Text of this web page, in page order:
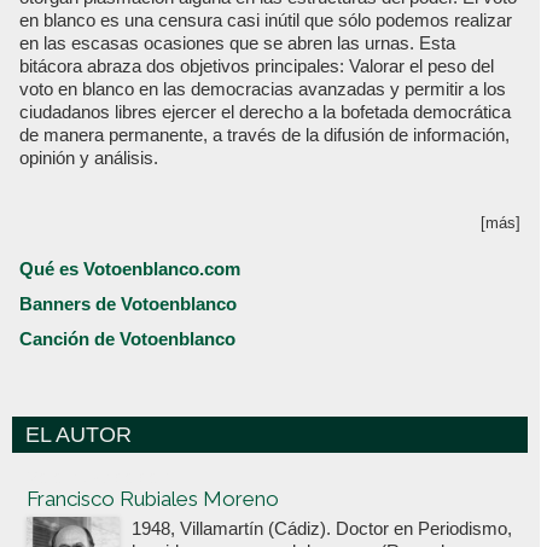
en blanco es una censura casi inútil que sólo podemos realizar
en las escasas ocasiones que se abren las urnas. Esta
bitácora abraza dos objetivos principales: Valorar el peso del
voto en blanco en las democracias avanzadas y permitir a los
ciudadanos libres ejercer el derecho a la bofetada democrática
de manera permanente, a través de la difusión de información,
opinión y análisis.
[más]
Qué es Votoenblanco.com
Banners de Votoenblanco
Canción de Votoenblanco
EL AUTOR
Francisco Rubiales Moreno
1948, Villamartín (Cádiz). Doctor en Periodismo,